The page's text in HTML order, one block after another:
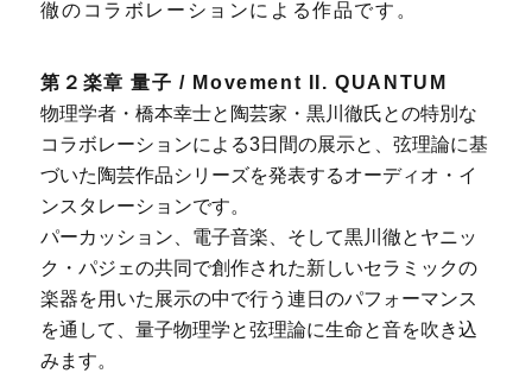
徹のコラボレーションによる作品です。
第２楽章 量子 / Movement II. QUANTUM
物理学者・橋本幸士と陶芸家・黒川徹氏との特別な
コラボレーションによる3日間の展示と、弦理論に基
づいた陶芸作品シリーズを発表するオーディオ・イ
ンスタレーションです。
パーカッション、電子音楽、そして黒川徹とヤニッ
ク・パジェの共同で創作された新しいセラミックの
楽器を用いた展示の中で行う連日のパフォーマンス
を通して、量子物理学と弦理論に生命と音を吹き込
みます。